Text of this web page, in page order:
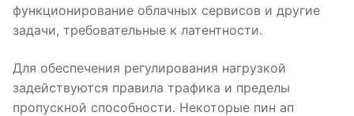
функционирование облачных сервисов и другие
задачи, требовательные к латентности.
Для обеспечения регулирования нагрузкой
задействуются правила трафика и пределы
пропускной способности. Некоторые пин ап